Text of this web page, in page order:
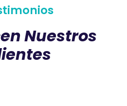
Nuestros